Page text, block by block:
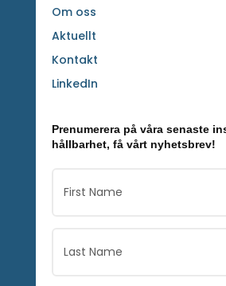
Om oss
Aktuellt
Kontakt
LinkedIn
Prenumerera på våra senaste
hållbarhet, få vårt nyhetsbrev!